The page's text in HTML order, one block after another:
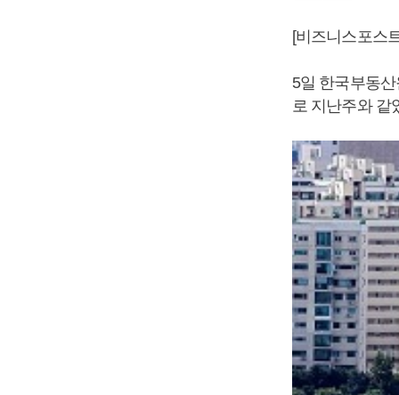
[비즈니스포스
5일 한국부동
로 지난주와 같